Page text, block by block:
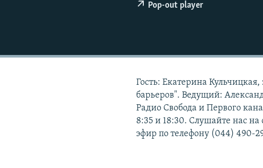
УКРАИНСКАЯ ПРОБЛЕМА КРЫМА
Pop-out player
Гость: Екатерина
барьеров". Ведущий:
Радио Свобода и Первого
8:35 и 18:30. Слушайте нас на
эфир по телефону (044) 490-